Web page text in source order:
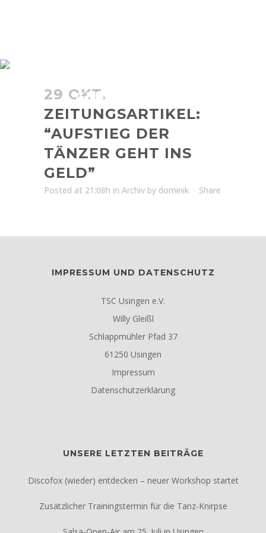
GEHT INS GELD”
29 OKT.
ZEITUNGSARTIKEL:
“AUFSTIEG DER
TÄNZER GEHT INS
GELD”
Posted at 21:08h in Archiv by dominik Share
IMPRESSUM UND DATENSCHUTZ
TSC Usingen e.V.
Willy Gleißl
Schlappmühler Pfad 37
61250 Usingen
Impressum
Datenschutzerklärung
UNSERE LETZTEN BEITRÄGE
Discofox (wieder) entdecken – neuer Workshop startet
Zusätzlicher Trainingstermin für die Tanz-Knirpse